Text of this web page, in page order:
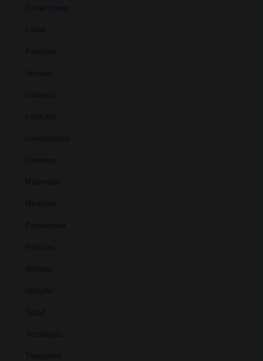
Extracciones
Ferias
Finanzas
Historia
Industria
Institutos
Investigación
Literatura
Materiales
Medicina
Parafernalia
Políticas
Recetas
Religión
Salud
Tecnología
Transporte